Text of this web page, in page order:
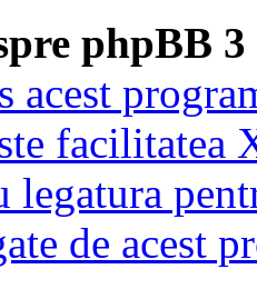
phpBB 3
acest
facilitatea
legatura
de acest